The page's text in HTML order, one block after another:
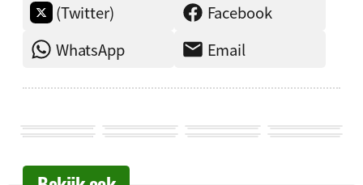
(Twitter)
Facebook
WhatsApp
Email